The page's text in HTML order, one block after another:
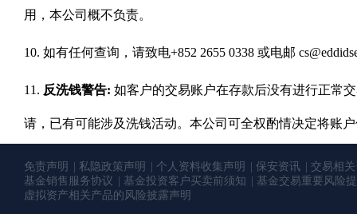
用，本公司概不负责。
10. 如有任何查询，请致电+852 2655 0338 或电邮
11. 反洗钱警告: 如客户的交易账户在存款后没有进行正常
请，已有可能涉及洗钱活动。本公司可全权酌情决定将账
免责声明 私隐政策声明 个人资料收集声明 保安资讯
交易相
基金销售服务协议
基金投资客户买卖前须知
基金交易重要风险
虚拟资产相关产品的风险披露声明